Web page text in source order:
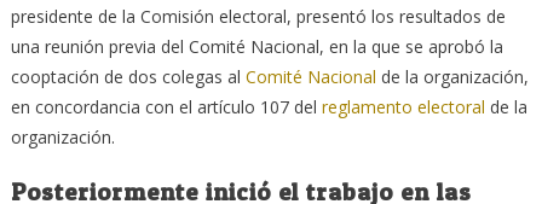
presidente de la Comisión electoral, presentó los resultados de
una reunión previa del Comité Nacional, en la que se aprobó la
cooptación de dos colegas al Comité Nacional de la organización,
en concordancia con el artículo 107 del reglamento electoral de la
organización.
Posteriormente inició el trabajo en las